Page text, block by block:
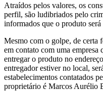
Atraídos pelos valores, os
perfil, são ludibriados pelo
informados que o produto será
Mesmo com o golpe, de certa
em contato com uma empresa
entregar o produto no
entregador estiver no local,
estabelecimentos contatados
proprietário é Marcos Aurélio